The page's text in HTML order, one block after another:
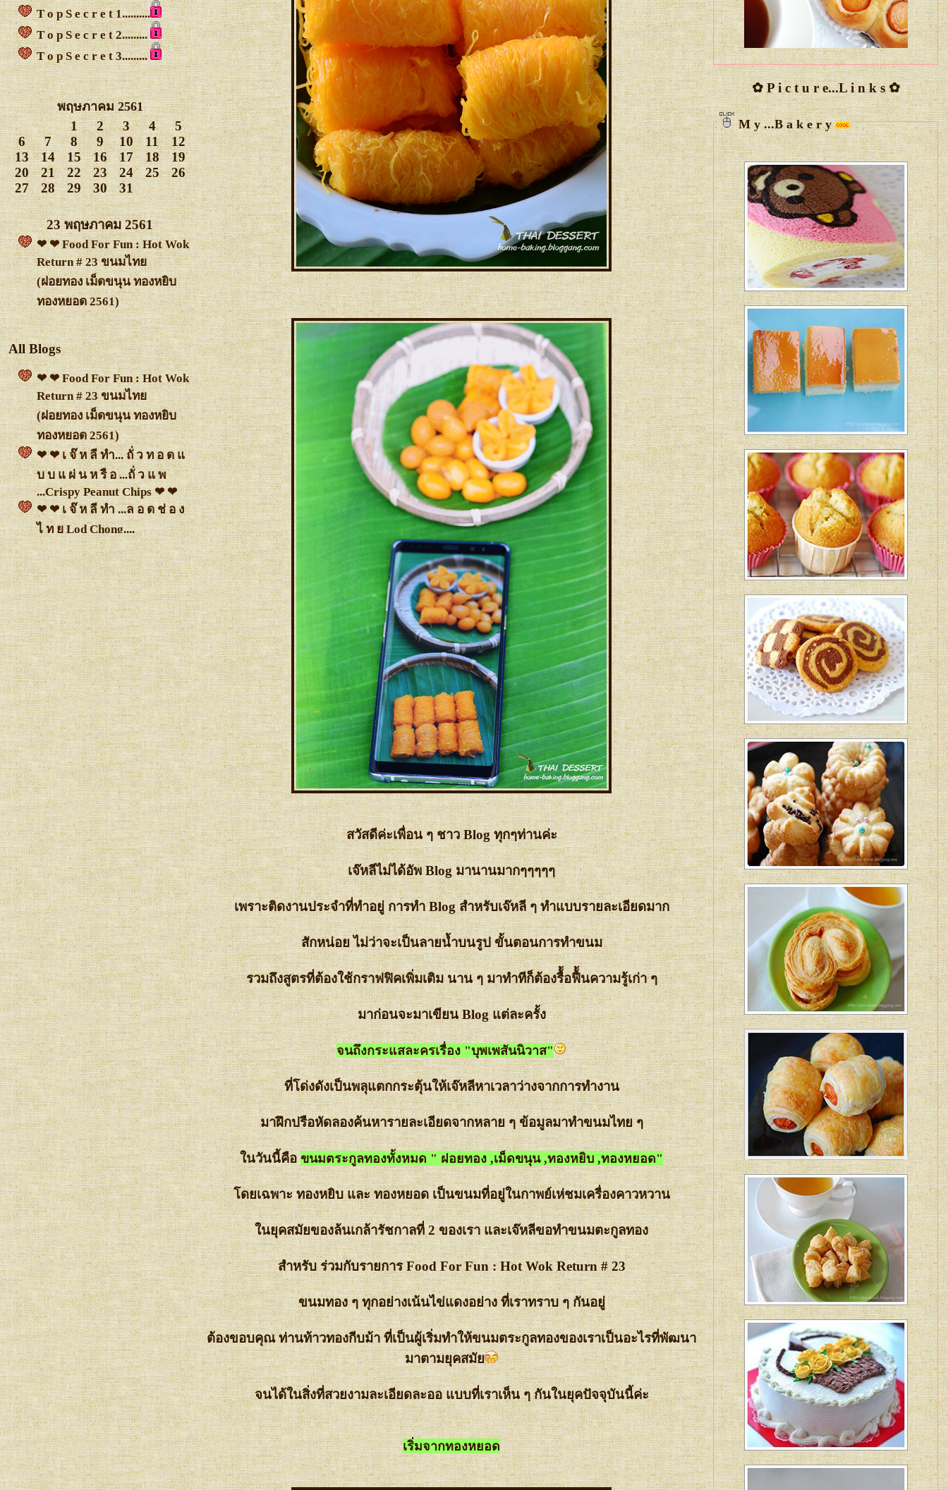
T o p S e c r e t 1..........
T o p S e c r e t 2.........
T o p S e c r e t 3.........
พฤษภาคม 2561
1 2 3 4
5
6
7 8 9 10 11
12
13
14 15 16 17 18
19
20
21 22 23 24 25
26
27
28 29 30 31
23 พฤษภาคม 2561
❤ ❤ Food For Fun : Hot Wok
Return # 23 ขนมไท
(ฝอยทอง เม็ดขนุน ทองหยิบ
ทองหยอด 2561)
All Blogs
❤ ❤ Food For Fun : Hot Wok
Return # 23 ขนมไท
(ฝอยทอง เม็ดขนุน ทองหยิบ
ทองหยอด 2561)
❤ ❤ เ จ๊ ห ลี ทำ... ถั่ ว ท อ ด
บ บ แ ผ่ น ห รื อ ...ถั่ ว แ พ
...Crispy Peanut Chips ❤ ❤
❤ ❤ เ จ๊ ห ลี ทำ ...ล อ ด ช่ อ ง
ไ ท ย Lod Chong....
Homemade Cendol ❤ ❤
❤ ❤ เ จ๊ ห ลี ทำ ข น ม ถ้ ว ย ฟู
....จ า ก ห นั ง สื อ Fatt Koh ...
發糕
❤ ❤ เ จ๊ ห ลี กั บ ก า ร เ ชื่ อ ม
ก ล้ ว ย น้ำ ว้ า ..อ ย่ า ง ไ ร
ห้ แ ต๊ ง แ ด ง ..อี ก ซั ก ค รั้ ง
ข น ม ข้ า ว ต้ ม น้ำ วุ้ น ...ต า
ม แ บ บ เ จ๊ ห ลี ❤ ❤
เ จ๊ ห ลี .... ทำ ข้ า ว เ ห นี ย ว
ม ะ ม่ ว ง น้ำ ก ะ ทิ ด อ ก อั ญ
ชั น ..Thai Sticky Rice With
Mango❤ ❤
✿ ✿ เ จ๊ ห ลี ทำ ข้ า ว ต้ ม มั ด
อี ก ค รั้ ง ค่ ะ Sticky Rice &
Banana Wrapped In Banana
Leaves
เ จ๊ ห ลี ทำ ฟั ก ท อ ง สั ง ข ย า
สู ต รไ ม่ ห ว า น Coconut
Custard in pumpkin carving
✿ ✿
เ จ๊ ห ลี กั บ ....ถั่ ว ก ร อ บ แ ก้
ว ...Sweet Crispy Peanut ✿ ✿
เ จ๊ ห ลี กั บ ก า ร ทำ ข น ม ไ
ข่ น ก ก ร ะ ท า Deep-Fried
Sweet Potato Balls ✿ ✿
เ จ๊ ห ลี ...ส่ ง ก า ร บ้ า น ..ข น
ม ง า ท อ ด...Sesame Balls❤
❤
❤ ❤ ม า เ ชื่ อ ม ก ล้ ว ย .....กั
บ เ จ๊ ห ลี ...กั น ดี ก ว่ า
Banana in Syrup ❤ ❤
✿ ✿ เ จ๊ ห ลี ทำ ข้ า ว ต้ ม มั ด
(Steamed Sticky Rice And
Bananas In Banana Leaves)
✿ ✿
❤ ❤ ข น ม ต า ล
❤❤ L o o k C h o o p ลู ก ชุ บ
บ๊ ะ จ่ า ง จิ้ ม น้ำ ต า ล ( กี จ่ า
ง ) ❤ ❤
❤ ❤ ปุ ย ฝ้ า ย Steamed Cake
❤ ❤รู ป ขั้ น ต อ น ก า ร ทำ
.......ข น ม มั น เ ท ศ ❤ ❤
สวัสดีค่ะเพื่อน ๆ ชาว Blog ทุกๆท่านค่ะ
เจ๊หลีไม่ได้อัพ Blog มานานมากๆๆๆๆๆ
เพราะติดงานประจำที่ทำอยู่ การทำ Blog สำหรับเจ๊หลี ๆ ทำแบบรายละเอียดมาก
สักหน่อย ไม่ว่าจะเป็นลายน้ำบนรูป ขั้นตอนการทำขนม
รวมถึงสูตรที่ต้องใช้กราฟฟิคเพิ่มเติม นาน ๆ มาทำทีก็ต้องรื้้อฟื้้นความรู้เก่า ๆ
มาก่อนจะมาเขียน Blog แต่ละครั้ง
จนถึงกระแสละครเรื่อง "บุพเพสันนิวาส"
ที่โด่งดังเป็นพลุแตกกระตุ้นให้เจ๊หลีหาเวลาว่างจากการทำงาน
มาฝึกปรือหัดลองค้นหารายละเอียดจากหลาย ๆ ข้อมูลมาทำขนมไทย ๆ
นวันนี้คือขนมตระกูลทองทั้งหมด " ฝอยทอง ,เม็ดขนุน ,ทองหยิบ ,ทองหยอด"
ดยเฉพาะ ทองหยิบ และ ทองหยอด เป็นขนมที่อยู่ในกาพย์เห่ชมเครื่องคาวหวาน
นยุคสมัยของล้นเกล้ารัชกาลที่ 2 ของเรา และเจ๊หลีขอทำขนมตะกูลทอง
สำหรับ ร่วมกับรายการ Food For Fun : Hot Wok Return # 23
ขนมทอง ๆ ทุกอย่างเน้นไข่แดงอย่าง ที่เราทราบ ๆ กันอยู่
ต้องขอบคุณ ท่านท้าวทองกีบม้า ที่เป็นผู้เริ่มทำให้ขนมตระกูลทองของเราเป็นอะไรที่พัฒนา
มาตามยุคสมั
จนได้ในสิ่งที่สวยงามละเอียดละออ แบบที่เราเห็น ๆ กันในยุคปัจจุบันนี้ค่ะ
เริ่มจากทองหยอด
✿P i c t u r e...L i n k s✿
M y ...B a k e r y